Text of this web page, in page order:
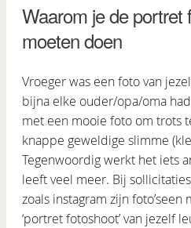
Waarom je de portret
moeten doen
Vroeger was een foto van
bijna elke ouder/opa/oma
met een mooie foto om trots
knappe geweldige slimme
Tegenwoordig werkt het iets
leeft veel meer. Bij
zoals instagram zijn foto’seen
‘portret fotoshoot’ van jezelf